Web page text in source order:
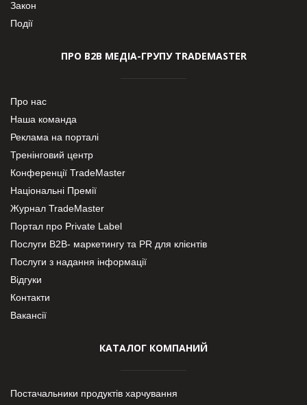
Закон
Події
ПРО В2В МЕДІА-ГРУПУ TRADEMASTER
Про нас
Наша команда
Реклама на порталі
Тренінговий центр
Конференції TradeMaster
Національні Премії
Журнал TradeMaster
Портал про Private Label
Послуги В2В- маркетингу та PR для клієнтів
Послуги з надання інформації
Відгуки
Контакти
Вакансії
КАТАЛОГ КОМПАНИЙ
Постачальники продуктів харчування